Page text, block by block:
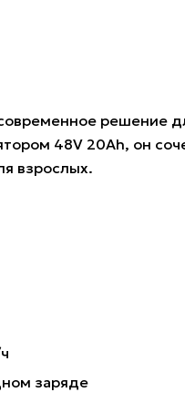
решение
48V 20Ah, он
взрослых.
заряде